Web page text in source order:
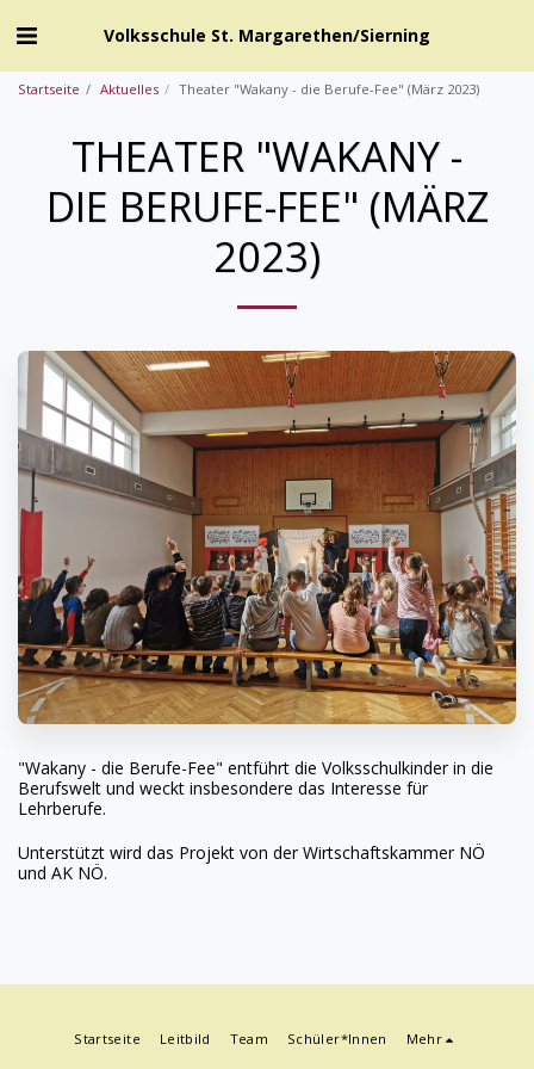
Volksschule St. Margarethen/Sierning
Startseite Aktuelles Theater "Wakany - die Berufe-Fee" (März 2023)
THEATER "WAKANY -
DIE BERUFE-FEE" (MÄRZ
2023)
"Wakany - die Berufe-Fee" entführt die Volksschulkinder in die
Berufswelt und weckt insbesondere das Interesse für
Lehrberufe.
Unterstützt wird das Projekt von der Wirtschaftskammer NÖ
und AK NÖ.
Startseite Leitbild Team Schüler*innen Mehr